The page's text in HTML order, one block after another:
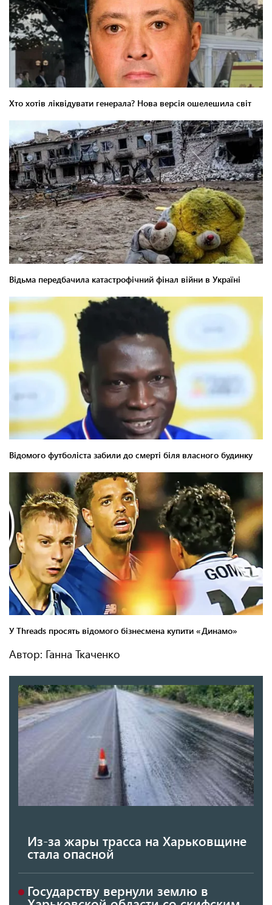
Автор: Ганна Ткаченко
Из-за жары трасса на Харьковщине
стала опасной
Государству вернули землю в